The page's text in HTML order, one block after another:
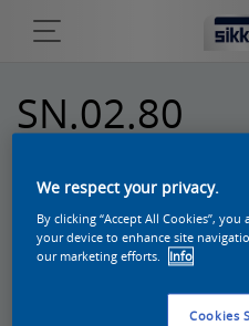
SN.02.80
We respect your privacy.
By clicking “Accept All Cookies”,
your device to enhance site
our marketing efforts.
Info
Cookies